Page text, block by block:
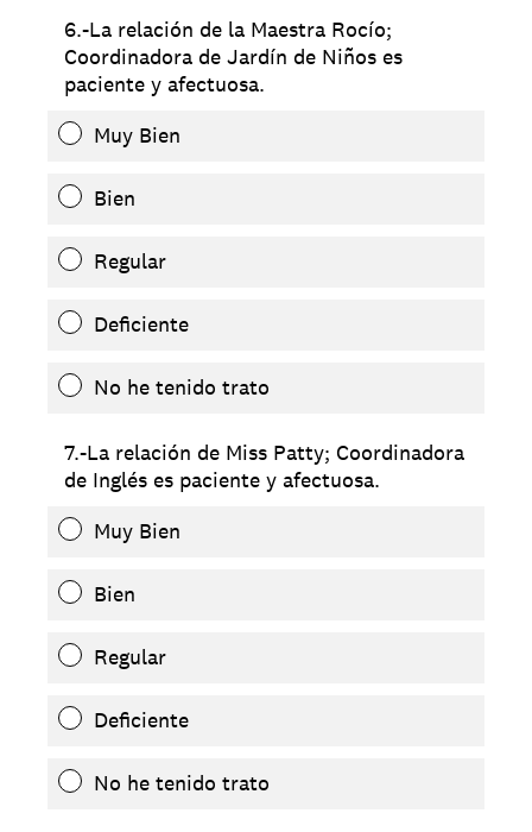
6.-La relación de la Maestra Rocío;
Coordinadora de Jardín de Niños es
paciente y afectuosa.
Muy Bien
Bien
Regular
Deficiente
No he tenido trato
7.-La relación de Miss Patty; Coordinadora
de Inglés es paciente y afectuosa.
Muy Bien
Bien
Regular
Deficiente
No he tenido trato